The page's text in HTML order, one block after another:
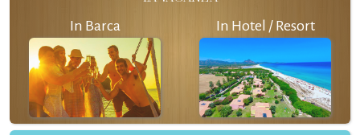
In Barca In Hotel / Resort